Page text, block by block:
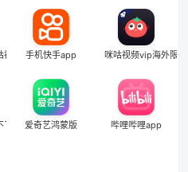
么办啊？
在国外QQ音乐因为版权无法播放怎么回事？留学生亲测有效的解决办法
就能找回国内的歌单
在国外用上游新闻很卡怎么办？3个实用技巧+1款加速器解决海外看国内内容难题
视频的视频手机快手app 咪咕视频vip海外限
了咪咕视频直播
爱奇艺鸿蒙版 哔哩哔哩app